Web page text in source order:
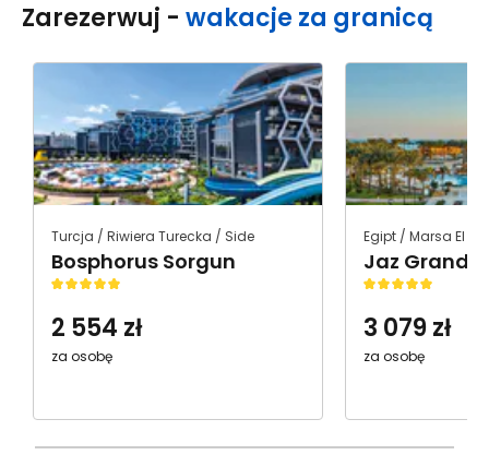
Zarezerwuj - wakacje za granicą
Turcja / Riwiera Turecka / Side
Bosphorus Sorgun
2 554 zł
za osobę
3 079 zł
za osobę